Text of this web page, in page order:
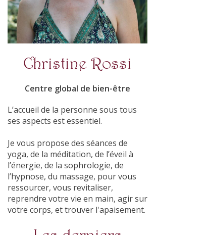
Christine Rossi
Centre global de bien-être
L’accueil de la personne sous tous
ses aspects est essentiel.
Je vous propose des séances de
yoga, de la méditation, de l’éveil à
l’énergie, de la sophrologie, de
l’hypnose, du massage, pour vous
ressourcer, vous revitaliser,
reprendre votre vie en main, agir sur
votre corps, et trouver l'apaisement.